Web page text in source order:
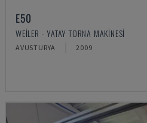
E50
WEILER - YATAY TORNA MAKINESI
AVUSTURYA 2009